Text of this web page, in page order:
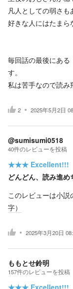
凡人としての弱さ
好きな人にはたまら
毎回話の最後にある
す。
私は苦手なので読み
2 2025年5月2日
@sumisumi0518
40件のレビューを投稿
★★★ Excellent!!!
どんどん、読み進め
このレビューは小説
字）
2025年3月20日
ももとせ鈴明
157件のレビューを投稿
★★★ Excellent!!!